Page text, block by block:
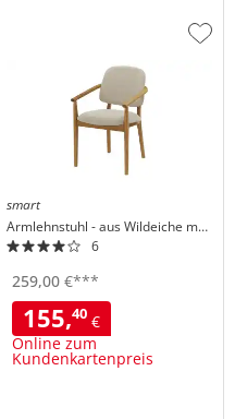
smart
Armlehnstuhl
aus Wildeiche massiv
6
259,00€***
155,40€
Online zum
Kundenkartenpreis
Zur